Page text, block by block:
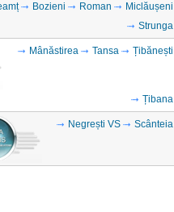
Bozieni Roman
Miclăușeni
Strunga
Mânăstirea Tansa Țibănești
Țibana
Negrești VS Scânteia